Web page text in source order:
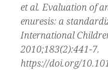
et al. Evaluation of
enuresis: a
International
2010;183(2):441-7.
https://doi.org/